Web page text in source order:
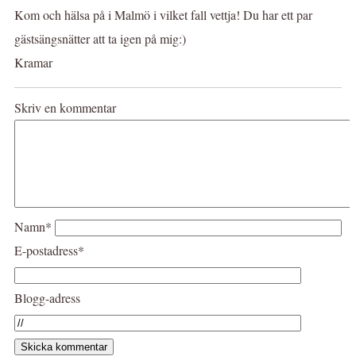
Kom och hälsa på i Malmö i vilket fall vettja! Du har ett par
gästsängsnätter att ta igen på mig:)
Kramar
Skriv en kommentar
Namn*
E-postadress*
Blogg-adress